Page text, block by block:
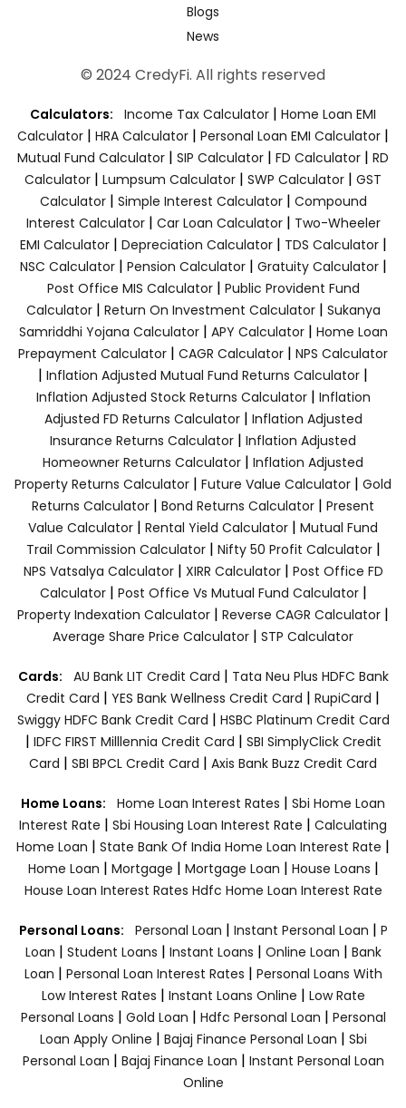
Blogs
News
© 2024 CredyFi. All rights reserved
Calculators: Income Tax Calculator | Home Loan EMI
Calculator | HRA Calculator | Personal Loan EMI Calculator |
Mutual Fund Calculator | SIP Calculator | FD Calculator | RD
Calculator | Lumpsum Calculator | SWP Calculator | GST
Calculator| Simple Interest Calculator| Compound
Interest Calculator| Car Loan Calculator| Two-Wheeler
EMI Calculator| Depreciation Calculator| TDS Calculator|
NSC Calculator| Pension Calculator| Gratuity Calculator|
Post Office MIS Calculator| Public Provident Fund
Calculator| Return On Investment Calculator| Sukanya
Samriddhi Yojana Calculator| APY Calculator| Home Loan
Prepayment Calculator | CAGR Calculator | NPS Calculator
| Inflation Adjusted Mutual Fund Returns Calculator |
Inflation Adjusted Stock Returns Calculator| Inflation
Adjusted FD Returns Calculator| Inflation Adjusted
Insurance Returns Calculator | Inflation Adjusted
Homeowner Returns Calculator | Inflation Adjusted
Property Returns Calculator | Future Value Calculator | Gold
Returns Calculator | Bond Returns Calculator | Present
Value Calculator | Rental Yield Calculator | Mutual Fund
Trail Commission Calculator| Nifty 50 Profit Calculator|
NPS Vatsalya Calculator| XIRR Calculator| Post Office FD
Calculator| Post Office Vs Mutual Fund Calculator|
Property Indexation Calculator | Reverse CAGR Calculator |
Average Share Price Calculator | STP Calculator
Cards: AU Bank LIT Credit Card | Tata Neu Plus HDFC Bank
Credit Card | YES Bank Wellness Credit Card | RupiCard |
Swiggy HDFC Bank Credit Card | HSBC Platinum Credit Card
| IDFC FIRST Milllennia Credit Card | SBI SimplyClick Credit
Card | SBI BPCL Credit Card | Axis Bank Buzz Credit Card
Home Loans: Home Loan Interest Rates | Sbi Home Loan
Interest Rate | Sbi Housing Loan Interest Rate | Calculating
Home Loan | State Bank Of India Home Loan Interest Rate |
Home Loan | Mortgage | Mortgage Loan | House Loans |
House Loan Interest Rates Hdfc Home Loan Interest Rate
Personal Loans: Personal Loan | Instant Personal Loan | P
Loan | Student Loans | Instant Loans | Online Loan | Bank
Loan | Personal Loan Interest Rates | Personal Loans With
Low Interest Rates | Instant Loans Online | Low Rate
Personal Loans | Gold Loan | Hdfc Personal Loan | Personal
Loan Apply Online | Bajaj Finance Personal Loan | Sbi
Personal Loan | Bajaj Finance Loan | Instant Personal Loan
Online